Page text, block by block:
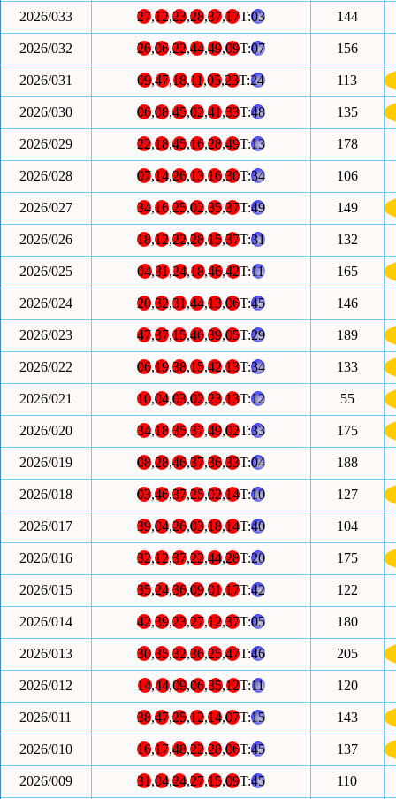
2026/033 27,12,23,28,37,17T:03 144
2026/032 26,06,22,44,49,09T:07 156
2026/031 09,47,18,11,05,23T:24 113
2026/030 06,08,45,02,41,33T:48 135
2026/029 22,18,45,16,28,49T:13 178
2026/028 07,14,26,13,16,30T:34 106
2026/027 34,16,25,02,35,37T:49 149
2026/026 18,12,22,28,15,37T:31 132
2026/025 04,31,24,18,46,42T:11 165
2026/024 20,32,31,44,13,06T:45 146
2026/023 47,37,15,46,39,05T:29 189
2026/022 06,19,38,15,42,13T:34 133
2026/021 10,04,03,02,23,13T:12 55
2026/020 34,18,35,37,49,02T:33 175
2026/019 08,28,46,37,36,33T:04 188
2026/018 03,46,37,25,02,14T:10 127
2026/017 39,04,26,03,18,14T:40 104
2026/016 32,12,37,22,44,28T:20 175
2026/015 35,24,36,09,01,17T:42 122
2026/014 42,39,23,27,12,37T:05 180
2026/013 30,35,32,36,25,47T:46 205
2026/012 14,44,09,06,35,12T:11 120
2026/011 38,47,25,12,14,07T:15 143
2026/010 16,17,48,22,28,06T:45 137
2026/009 31,04,24,27,15,09T:45 110